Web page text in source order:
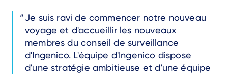
Text
Je suis ravi de commencer notre nouveau
voyage et d'accueillir les nouveaux
membres du conseil de surveillance
d'Ingenico. L'équipe d'Ingenico dispose
d'une stratégie ambitieuse et d'une équipe